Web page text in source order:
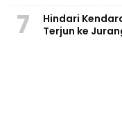
7
Hindari
Terjun ke